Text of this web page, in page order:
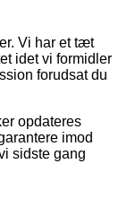
Vi har et tæt
idet vi formidler
forudsat du
opdateres
imod
sidste gang